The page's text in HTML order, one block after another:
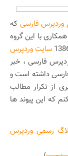
وردپرس فارسی که
با این گروه
سایت وردپرس
فارسی ، خبر
داشته است و
از تکرار مطالب
که این پیوند ها
رسمی وردپرس